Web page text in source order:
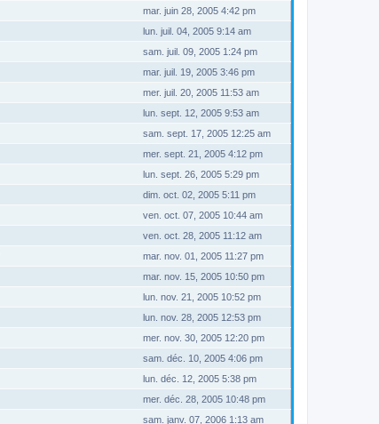
mar. juin 28, 2005 4:42 pm
lun. juil. 04, 2005 9:14 am
sam. juil. 09, 2005 1:24 pm
mar. juil. 19, 2005 3:46 pm
mer. juil. 20, 2005 11:53 am
lun. sept. 12, 2005 9:53 am
sam. sept. 17, 2005 12:25 am
mer. sept. 21, 2005 4:12 pm
lun. sept. 26, 2005 5:29 pm
dim. oct. 02, 2005 5:11 pm
ven. oct. 07, 2005 10:44 am
ven. oct. 28, 2005 11:12 am
mar. nov. 01, 2005 11:27 pm
mar. nov. 15, 2005 10:50 pm
lun. nov. 21, 2005 10:52 pm
lun. nov. 28, 2005 12:53 pm
mer. nov. 30, 2005 12:20 pm
sam. déc. 10, 2005 4:06 pm
lun. déc. 12, 2005 5:38 pm
mer. déc. 28, 2005 10:48 pm
sam. janv. 07, 2006 1:13 am